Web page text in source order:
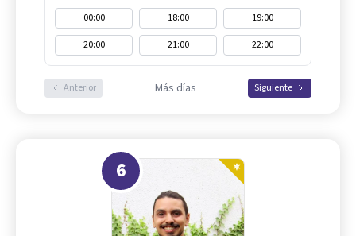
00:00 18:00
19:00
20:00
21:00 22:00
Anterior Más días Siguiente
6